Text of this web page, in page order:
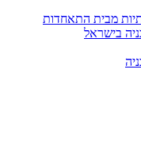
מבית התאחדות
בישראל